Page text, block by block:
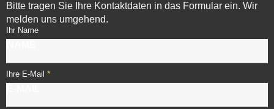
Bitte tragen Sie Ihre Kontaktdaten in das Formular ein. Wir
melden uns umgehend.
Ihr Name
Ihre E-Mail *